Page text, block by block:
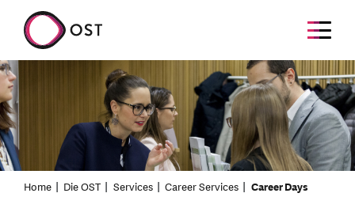
Home Die OST Services Career Services Career Days